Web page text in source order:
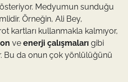
Medyumun sunduğu
Örneğin, Ali Bey,
kartları kullanmakla kalmıyor,
ve enerji çalışmaları gibi
Bu da onun çok yönlülüğünü